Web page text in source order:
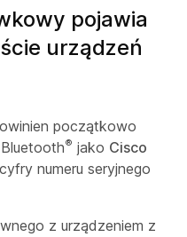
pojawia
urządzeń
początkowo
® jako Cisco
numeru seryjnego
z urządzeniem z